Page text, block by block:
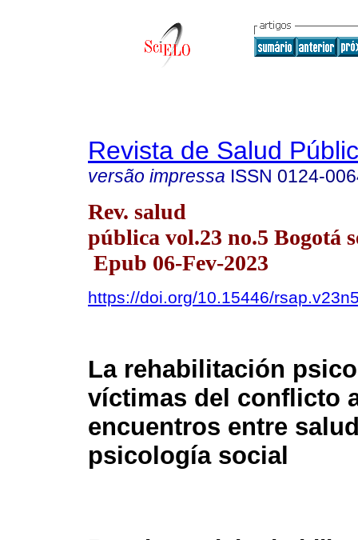
Revista de Salud
versão impressa ISSN 0124-
Rev. salud
pública vol.23 no.5 Bogotá
Epub 06-Fev-2023
https://doi.org/10.15446/
La rehabilitación
víctimas del conflicto
encuentros entre
psicología social